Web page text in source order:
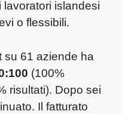
lavoratori islandesi
o flessibili.
su 61 aziende ha
(100%
risultati). Dopo sei
Il fatturato